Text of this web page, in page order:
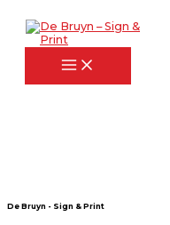
naar
De Bruyn - Sign & Print